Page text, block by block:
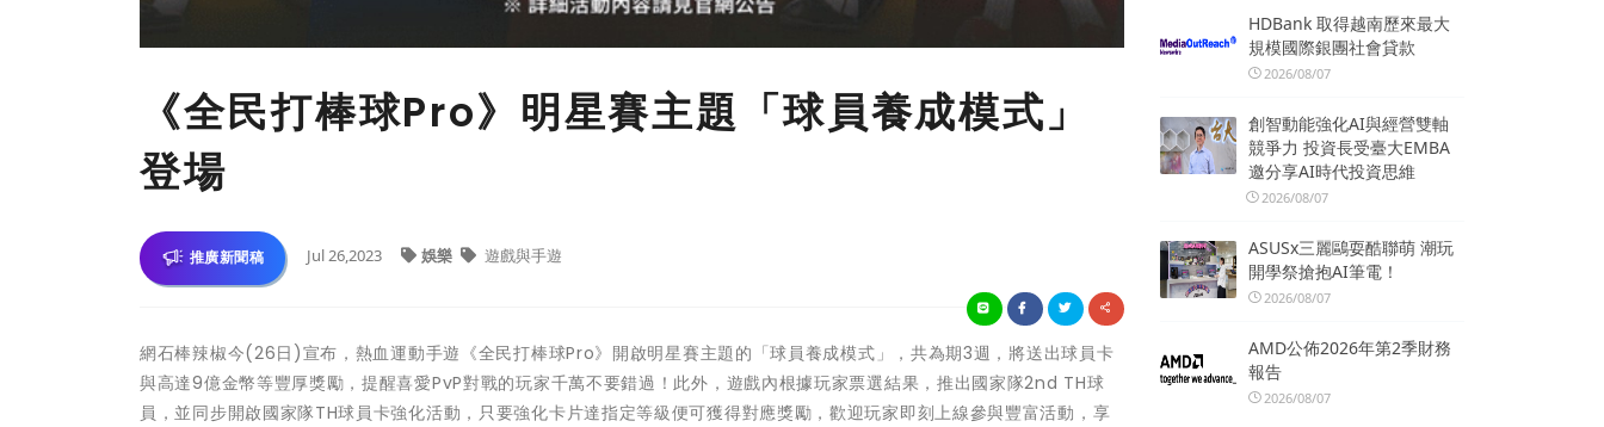
《全民打棒球Pro》明星賽主題「球員養成模式」
登場
推廣新聞稿 Jul 26,2023 娛樂 遊戲與手遊
網石棒辣椒今(26日)宣布，熱血運動手遊《全民打棒球Pro》開啟明星賽主題的「球員養成模式」，共為期3週，將送出球員卡
與高達9億金幣等豐厚獎勵，提醒喜愛PvP對戰的玩家千萬不要錯過！此外，遊戲內根據玩家票選結果，推出國家隊2nd TH球
員，並同步開啟國家隊TH球員卡強化活動，只要強化卡片達指定等級便可獲得對應獎勵，歡迎玩家即刻上線參與豐富活動，享
HDBank 取得越南歷來最大
規模國際銀團社會貸款
2026/08/07
創智動能強化AI與經營雙軸
競爭力 投資長受臺大EMBA
邀分享AI時代投資思維
2026/08/07
ASUSx三麗鷗耍酷聯萌 潮玩
開學祭搶抱AI筆電！
2026/08/07
AMD公佈2026年第2季財務
報告
2026/08/07